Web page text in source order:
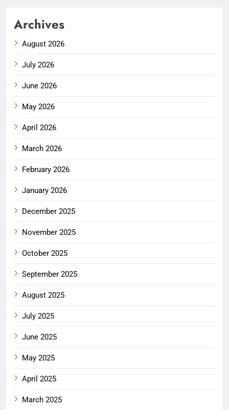
Archives
August 2026
July 2026
June 2026
May 2026
April 2026
March 2026
February 2026
January 2026
December 2025
November 2025
October 2025
September 2025
August 2025
July 2025
June 2025
May 2025
April 2025
March 2025